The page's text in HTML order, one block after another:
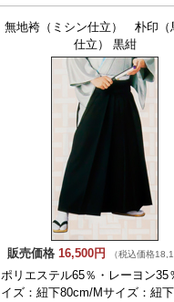
無地袴（ミシン仕立） 朴印（
仕立） 黒紺
販売価格16,500円 （税込価格
ポリエステル65％・レーヨン35
イズ：紐下80cm/Mサイズ：紐下